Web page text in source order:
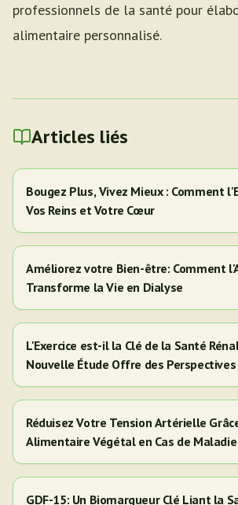
professionnels de la santé pour
alimentaire personnalisé.
Articles liés
Bougez Plus, Vivez Mieux : Comment
Vos Reins et Votre Cœur
Améliorez votre Bien-être: Comment
Transforme la Vie en Dialyse
L'Exercice est-il la Clé de la Santé
Nouvelle Étude Offre des
Adultes Hispaniques/Latinos
Réduisez Votre Tension Artérielle
Alimentaire Végétal en Cas de Maladie
GDF-15: Un Biomarqueur Clé Liant la